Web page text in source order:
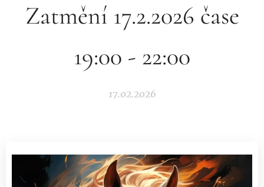
Zatmění 17.2.2026 čase
19:00 - 22:00
17.02.2026